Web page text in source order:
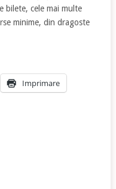
bilete, cele mai multe
minime, din dragoste
Imprimare